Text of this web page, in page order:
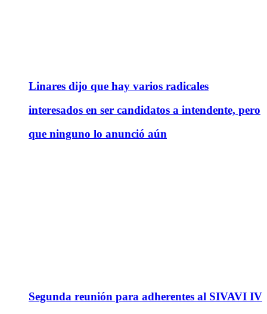
Linares dijo que hay varios radicales
interesados en ser candidatos a intendente, pero
que ninguno lo anunció aún
Segunda reunión para adherentes al SIVAVI IV